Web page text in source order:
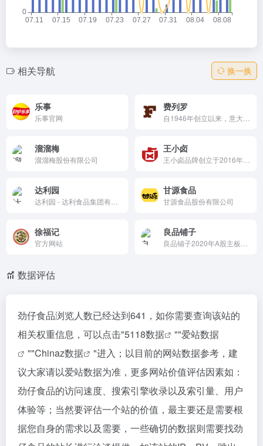
相关导航 换一换
乐事
乐事官网
费列罗
溜溜梅
溜溜梅股份有限公司
王小卤
达利园 甘源食品
甘源食品股份有限公司
徐福记
官方网站
良品铺子
数据评估
劲仔食品浏览人数已经达到641，如你需要查询该站的
相关权重信息，可以点击"5118数据 ""爱站数据
""Chinaz数据
"进入；以目前的网站数据参考，建
议大家请以爱站数据为准，更多网站价值评估因素如：
劲仔食品的访问速度、搜索引擎收录以及索引量、用户
体验等；当然要评估一个站的价值，最主要还是需要根
据您自身的需求以及需要，一些确切的数据则需要找劲